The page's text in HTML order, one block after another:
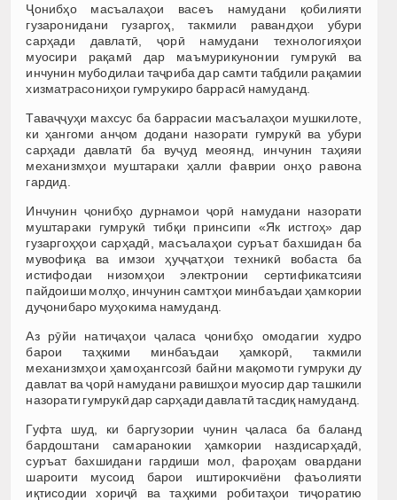
Ҷонибҳо масъалаҳои васеъ намудани қобилияти
гузаронидани гузаргоҳ, такмили равандҳои убури
сарҳади давлатӣ, ҷорӣ намудани технологияҳои
муосири рақамӣ дар маъмурикунонии гумрукӣ ва
инчунин мубодилаи таҷриба дар самти табдили рақамии
хизматрасониҳои гумрукиро баррасӣ намуданд.
Таваҷҷуҳи махсус ба баррасии масъалаҳои мушкилоте,
ки ҳангоми анҷом додани назорати гумрукӣ ва убури
сарҳади давлатӣ ба вуҷуд меоянд, инчунин таҳияи
механизмҳои муштараки ҳалли фаврии онҳо равона
гардид.
Инчунин ҷонибҳо дурнамои ҷорӣ намудани назорати
муштараки гумрукӣ тибқи принсипи «Як истгоҳ» дар
гузаргоҳҳои сарҳадӣ, масъалаҳои суръат бахшидан ба
мувофиқа ва имзои ҳуҷҷатҳои техникӣ вобаста ба
истифодаи низомҳои электронии сертификатсияи
пайдоиши молҳо, инчунин самтҳои минбаъдаи ҳамкории
дуҷонибаро муҳокима намуданд.
Аз рӯйи натиҷаҳои ҷаласа ҷонибҳо омодагии худро
барои таҳкими минбаъдаи ҳамкорӣ, такмили
механизмҳои ҳамоҳангсозӣ байни мақомоти гумруки ду
давлат ва ҷорӣ намудани равишҳои муосир дар ташкили
назорати гумрукӣ дар сарҳади давлатӣ тасдиқ намуданд.
Гуфта шуд, ки баргузории чунин ҷаласа ба баланд
бардоштани самаранокии ҳамкории наздисарҳадӣ,
суръат бахшидани гардиши мол, фароҳам овардани
шароити мусоид барои иштирокчиёни фаъолияти
иқтисодии хориҷӣ ва таҳкими робитаҳои тиҷоратию